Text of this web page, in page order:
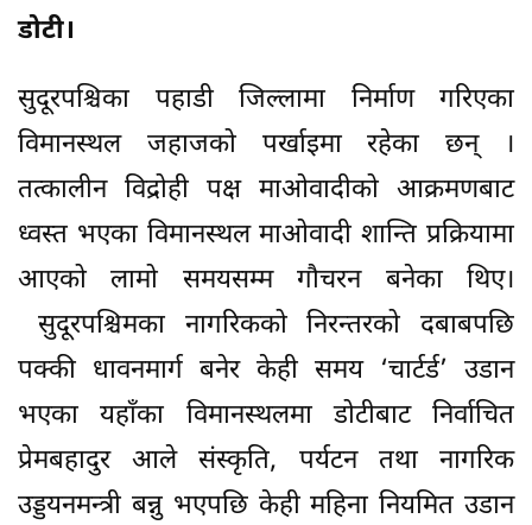
डोटी।
सुदूरपश्चिका पहाडी जिल्लामा निर्माण गरिएका
विमानस्थल जहाजको पर्खाइमा रहेका छन् ।
तत्कालीन विद्रोही पक्ष माओवादीको आक्रमणबाट
ध्वस्त भएका विमानस्थल माओवादी शान्ति प्रक्रियामा
आएको लामो समयसम्म गौचरन बनेका थिए।
सुदूरपश्चिमका नागरिकको निरन्तरको दबाबपछि
पक्की धावनमार्ग बनेर केही समय ‘चार्टर्ड’ उडान
भएका यहाँका विमानस्थलमा डोटीबाट निर्वाचित
प्रेमबहादुर आले संस्कृति, पर्यटन तथा नागरिक
उड्डयनमन्त्री बन्नु भएपछि केही महिना नियमित उडान